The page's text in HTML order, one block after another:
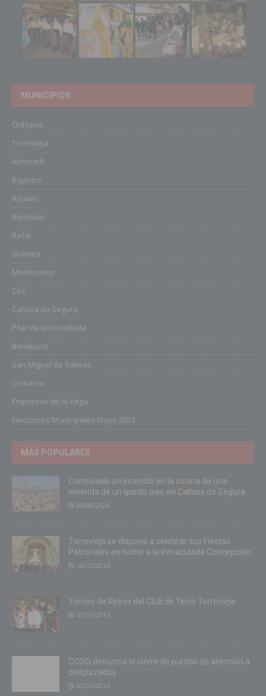
MUNICIPIOS
Orihuela
Torrevieja
Almoradí
Bigastro
Rojales
Redován
Rafal
Dolores
Montesinos
Cox
Callosa de Segura
Pilar de la Horadada
Benejuzar
San Miguel de Salinas
Comarca
Empresas de la Vega
Elecciones Municipales Mayo 2023
MÁS POPULARES
Controlado un incendio en la cocina de una
vivienda de un quinto piso en Callosa de Segura
08/08/2026
Torrevieja se dispone a celebrar sus Fiestas
Patronales en honor a la Inmaculada Concepción
16/12/2014
Torneo de Reyes del Club de Tenis Torrevieja
07/01/2013
CCOO denuncia el cierre de puntos de atención a
desplazados
02/05/2013